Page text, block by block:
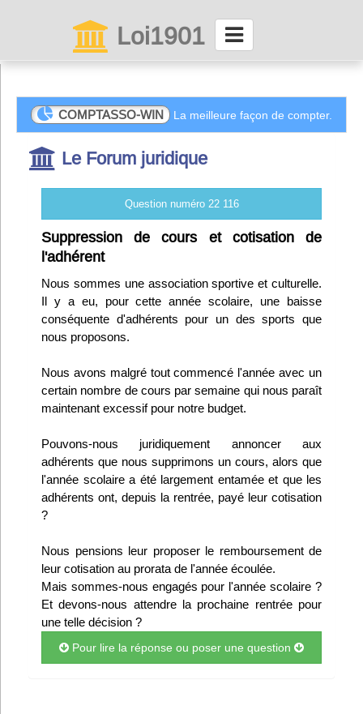
Loi1901
Connexion
Abonnez-vous à LettrAsso
Menu général
ServiceAsso
Partager
VieAsso
Infos
Abo Lettrasso
Désabo Lettrasso
Nous contacter
COMPTASSO-WIN La meilleure façon de compter.
Le Forum juridique
Question numéro 22 116
Suppression de cours et cotisation de
l'adhérent
Nous sommes une association sportive et culturelle.
Il y a eu, pour cette année scolaire, une baisse
conséquente d'adhérents pour un des sports que
nous proposons.
Nous avons malgré tout commencé l'année avec un
certain nombre de cours par semaine qui nous paraît
maintenant excessif pour notre budget.
Pouvons-nous juridiquement annoncer aux
adhérents que nous supprimons un cours, alors que
l'année scolaire a été largement entamée et que les
adhérents ont, depuis la rentrée, payé leur cotisation
?
Nous pensions leur proposer le remboursement de
leur cotisation au prorata de l'année écoulée.
Mais sommes-nous engagés pour l'année scolaire ?
Et devons-nous attendre la prochaine rentrée pour
une telle décision ?
Pour lire la réponse ou poser une question